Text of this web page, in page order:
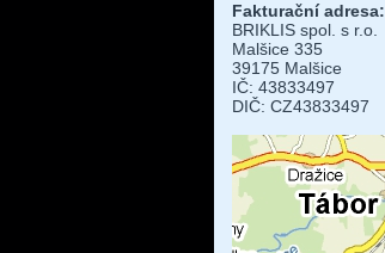
Fakturační adresa:
BRIKLIS spol. s r.o.
Malšice 335
39175 Malšice
IČ: 43833497
DIČ: CZ43833497